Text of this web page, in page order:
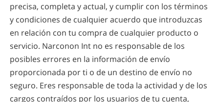
precisa, completa y actual, y cumplir con los términos
y condiciones de cualquier acuerdo que introduzcas
en relación con tu compra de cualquier producto o
servicio. Narconon Int no es responsable de los
posibles errores en la información de envío
proporcionada por ti o de un destino de envío no
seguro. Eres responsable de toda la actividad y de los
cargos contraídos por los usuarios de tu cuenta,